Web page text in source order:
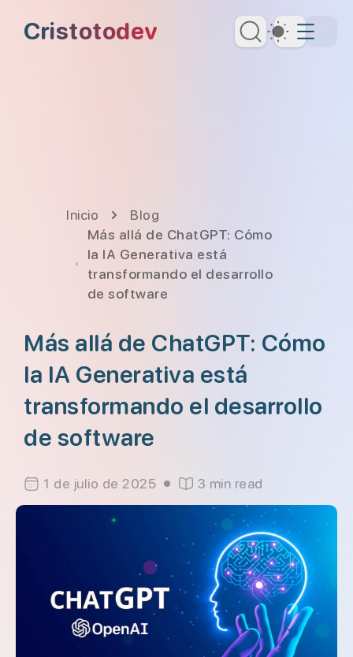
Cristotodev Dark
Inicio
Blog
Más allá de ChatGPT: Cómo
la IA Generativa está
transformando el desarrollo
de software
Más allá de ChatGPT: Cómo
la IA Generativa está
transformando el desarrollo
de software
1 de julio de 2025 3 min read